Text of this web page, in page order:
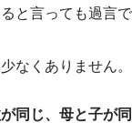
と言っても過言で
なくありません。
同じ、母と子が同